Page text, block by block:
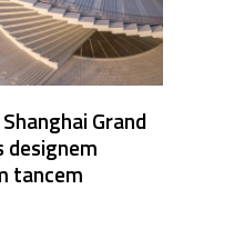
Grand
designem
tancem